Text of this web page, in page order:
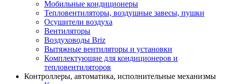
Мобильные кондиционеры
Тепловентиляторы, воздушные завесы, пушки
Осушители воздуха
Вентиляторы
Воздуховоды Briz
Вытяжные вентиляторы и установки
Комплектующие для кондиционеров и
тепловентиляторов
Контроллеры, автоматика, исполнительные механизмы